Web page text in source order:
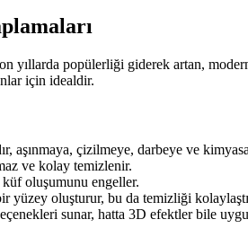
yıllarda popülerliği giderek artan,
için idealdir.
aşınmaya, çizilmeye, darbeye ve
ve kolay temizlenir.
oluşumunu engeller.
yüzey oluşturur, bu da temizliği
sunar, hatta 3D efektler bile